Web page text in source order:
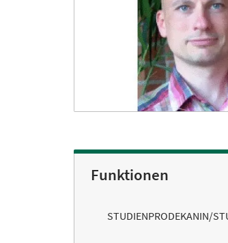
Funktionen
STUDIENPRODEKANIN/